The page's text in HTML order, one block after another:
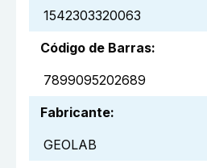
1542303320063
Código de Barras:
7899095202689
Fabricante:
GEOLAB